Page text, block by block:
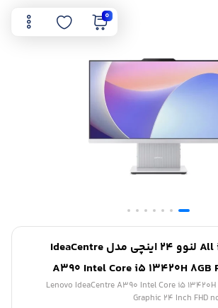
0
کامپیوتر All in one لنوو 24 اینچی مدل IdeaCentre
A390 Intel Core i5 13420H 8GB
Lenovo IdeaCentre A390 Intel Core i5 13420H
Graphic 24 Inch FHD